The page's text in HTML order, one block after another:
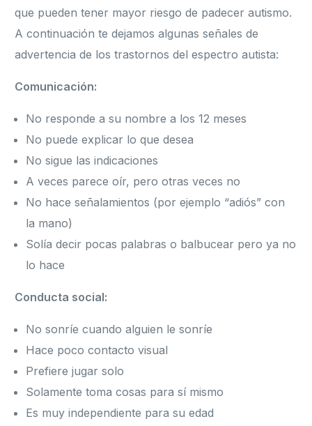
que pueden tener mayor riesgo de padecer autismo.
A continuación te dejamos algunas señales de
advertencia de los trastornos del espectro autista:
Comunicación:
No responde a su nombre a los 12 meses
No puede explicar lo que desea
No sigue las indicaciones
A veces parece oír, pero otras veces no
No hace señalamientos (por ejemplo “adiós” con
la mano)
Solía decir pocas palabras o balbucear pero ya no
lo hace
Conducta social:
No sonríe cuando alguien le sonríe
Hace poco contacto visual
Prefiere jugar solo
Solamente toma cosas para sí mismo
Es muy independiente para su edad